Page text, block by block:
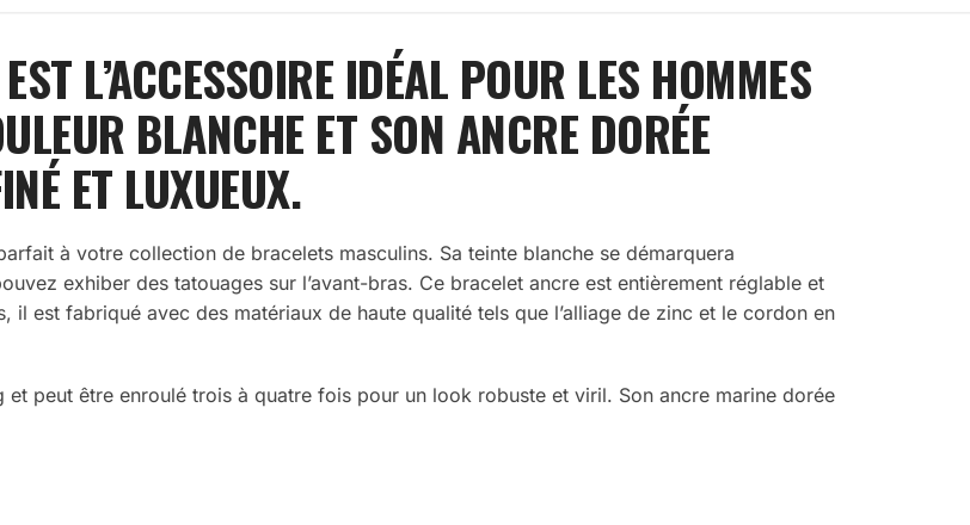
L’ACCESSOIRE IDÉAL POUR LES HOMMES
BLANCHE ET SON ANCRE DORÉE
ET LUXUEUX.
à votre collection de bracelets masculins. Sa teinte blanche se démarquera
exhiber des tatouages sur l’avant-bras. Ce bracelet ancre est entièrement réglable et
est fabriqué avec des matériaux de haute qualité tels que l’alliage de zinc et le cordon en
peut être enroulé trois à quatre fois pour un look robuste et viril. Son ancre marine dorée